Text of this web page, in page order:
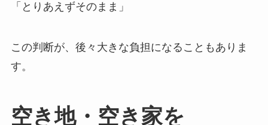
「とりあえずそのまま」
この判断が、後々大きな負担になることもありま
す。
空き地・​空き家を​